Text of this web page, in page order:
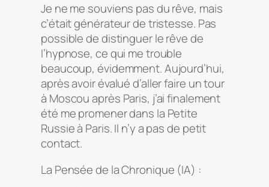
Je ne me souviens pas du rêve, mais
c’était générateur de tristesse. Pas
possible de distinguer le rêve de
l’hypnose, ce qui me trouble
beaucoup, évidemment. Aujourd’hui,
après avoir évalué d’aller faire un tour
à Moscou après Paris, j’ai finalement
été me promener dans la Petite
Russie à Paris. Il n’y a pas de petit
contact.
La Pensée de la Chronique (IA) :